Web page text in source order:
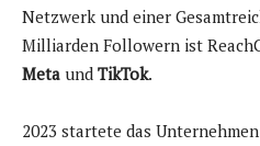
Netzwerk und einer
Milliarden Followern ist
Meta und TikTok.
2023 startete das